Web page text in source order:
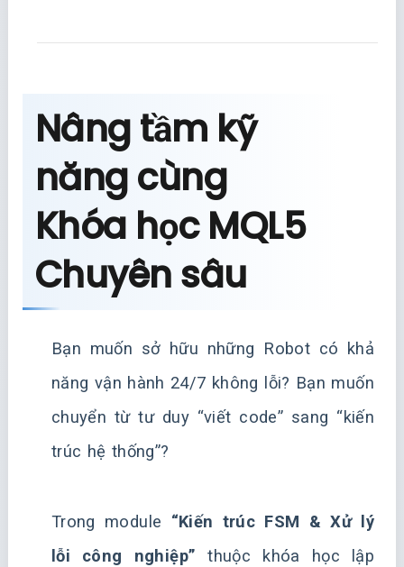
Nâng tầm kỹ
năng cùng
Khóa học MQL5
Chuyên sâu
Bạn muốn sở hữu những Robot có khả
năng vận hành 24/7 không lỗi? Bạn muốn
chuyển từ tư duy “viết code” sang “kiến
trúc hệ thống”?
Trong module “Kiến trúc FSM & Xử lý
lỗi công nghiệp” thuộc khóa học lập